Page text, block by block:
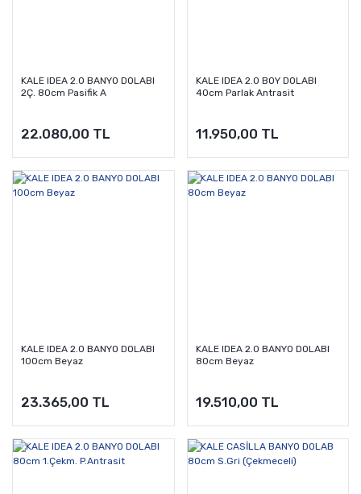
KALE IDEA 2.0 BANYO DOLABI
2Ç. 80cm Pasifik A
22.080,00 TL
KALE IDEA 2.0 BOY DOLABI
40cm Parlak Antrasit
11.950,00 TL
KALE IDEA 2.0 BANYO DOLABI
100cm Beyaz
23.365,00 TL
KALE IDEA 2.0 BANYO DOLABI
80cm Beyaz
19.510,00 TL